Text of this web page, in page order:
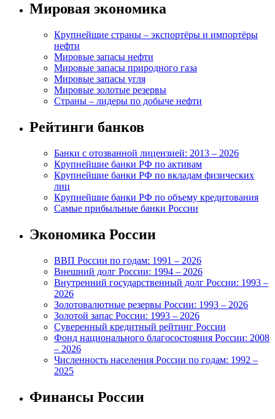
Мировая экономика
Крупнейшие страны – экспортёры и импортёры
нефти
Мировые запасы нефти
Мировые запасы природного газа
Мировые запасы угля
Мировые золотые резервы
Страны – лидеры по добыче нефти
Рейтинги банков
Банки с отозванной лицензией: 2013 – 2026
Крупнейшие банки РФ по активам
Крупнейшие банки РФ по вкладам физических
лиц
Крупнейшие банки РФ по объему кредитования
Самые прибыльные банки России
Экономика России
ВВП России по годам: 1991 – 2026
Внешний долг России: 1994 – 2026
Внутренний государственный долг России: 1993 –
2026
Золотовалютные резервы России: 1993 – 2026
Золотой запас России: 1993 – 2026
Суверенный кредитный рейтинг России
Фонд национального благосостояния России: 2008
– 2026
Численность населения России по годам: 1992 –
2025
Финансы России